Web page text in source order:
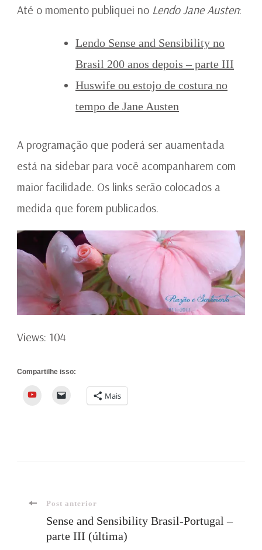
Até o momento publiquei no Lendo Jane Austen:
Lendo Sense and Sensibility no
Brasil 200 anos depois – parte III
Huswife ou estojo de costura no
tempo de Jane Austen
A programação que poderá ser auamentada
está na sidebar para você acompanharem com
maior facilidade. Os links serão colocados a
medida que forem publicados.
Views: 104
Compartilhe isso:
YouTube Mais
Navegação
Post anterior
Sense and Sensibility Brasil-Portugal –
parte III (última)